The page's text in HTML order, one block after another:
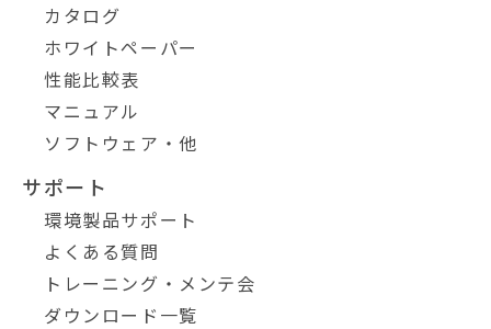
カタログ
ホワイトペーパー
性能比較表
マニュアル
ソフトウェア・他
サポート
環境製品サポート
よくある質問
トレーニング・メンテ会
ダウンロード一覧